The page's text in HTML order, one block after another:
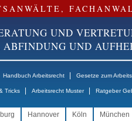
UND
UND
Handbuch Arbeitsrecht Gesetze zum
Tricks Arbeitsrecht Muster Ratgeber
Hannover Köln München